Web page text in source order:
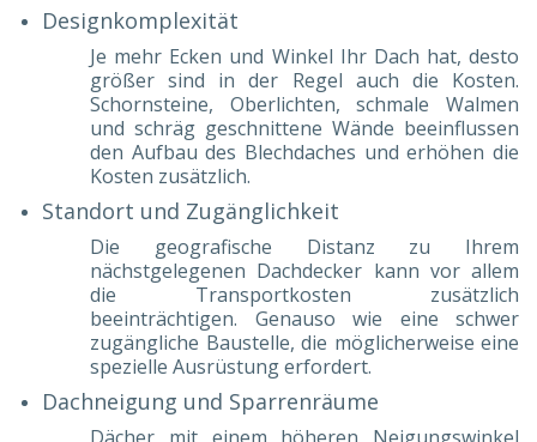
Designkomplexität
Je mehr Ecken und Winkel Ihr Dach hat, desto
größer sind in der Regel auch die Kosten.
Schornsteine, Oberlichten, schmale Walmen
und schräg geschnittene Wände beeinflussen
den Aufbau des Blechdaches und erhöhen die
Kosten zusätzlich.
Standort und Zugänglichkeit
Die geografische Distanz zu Ihrem
nächstgelegenen Dachdecker kann vor allem
die Transportkosten zusätzlich
beeinträchtigen. Genauso wie eine schwer
zugängliche Baustelle, die möglicherweise eine
spezielle Ausrüstung erfordert.
Dachneigung und Sparrenräume